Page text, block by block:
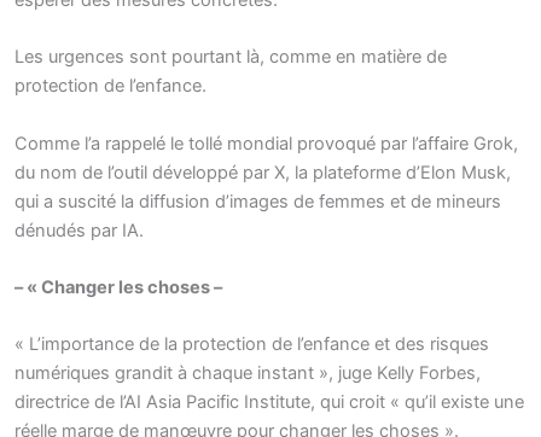
Les urgences sont pourtant là, comme en matière de
protection de l’enfance.
Comme l’a rappelé le tollé mondial provoqué par l’affaire Grok,
du nom de l’outil développé par X, la plateforme d’Elon Musk,
qui a suscité la diffusion d’images de femmes et de mineurs
dénudés par IA.
– « Changer les choses –
« L’importance de la protection de l’enfance et des risques
numériques grandit à chaque instant », juge Kelly Forbes,
directrice de l’AI Asia Pacific Institute, qui croit « qu’il existe une
réelle marge de manœuvre pour changer les choses ».